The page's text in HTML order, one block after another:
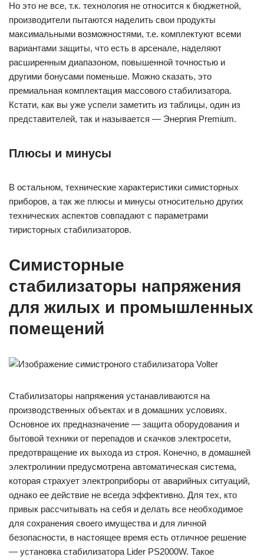
Но это не все, т.к. технология не относится к бюджетной,
производители пытаются наделить свои продукты
максимальными возможностями, т.е. комплектуют всеми
вариантами защиты, что есть в арсенале, наделяют
расширенным диапазоном, повышенной точностью и
другими бонусами поменьше. Можно сказать, это
премиальная комплектация массового стабилизатора.
Кстати, как вы уже успели заметить из таблицы, один из
представителей, так и называется — Энергия Premium.
Плюсы и минусы
В остальном, технические характеристики симисторных
приборов, а так же плюсы и минусы относительно других
технических аспектов совпадают с параметрами
тиристорных стабилизаторов.
Симисторные
стабилизаторы напряжения
для жилых и промышленных
помещений
Стабилизаторы напряжения устанавливаются на
производственных объектах и в домашних условиях.
Основное их предназначение — защита оборудования и
бытовой техники от перепадов и скачков электросети,
предотвращение их выхода из строя. Конечно, в домашней
электролинии предусмотрена автоматическая система,
которая страхует электроприборы от аварийных ситуаций,
однако ее действие не всегда эффективно. Для тех, кто
привык рассчитывать на себя и делать все необходимое
для сохранения своего имущества и для личной
безопасности, в настоящее время есть отличное решение
— установка стабилизатора Lider PS2000W. Такое